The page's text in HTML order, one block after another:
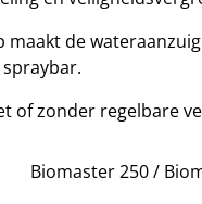
de
of zonder regelbare
Biomaster 250 /